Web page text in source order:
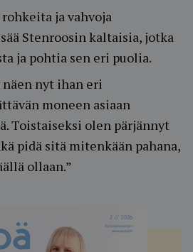
ja vahvoja
Stenroosin kaltaisia, jotka
ja pohtia sen eri puolia.
nyt ihan eri
moneen asiaan
Toistaiseksi olen pärjännyt
pidä sitä mitenkään pahana,
ollaan.”